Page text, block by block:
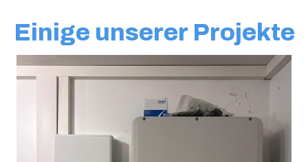
Einige unserer Projekte